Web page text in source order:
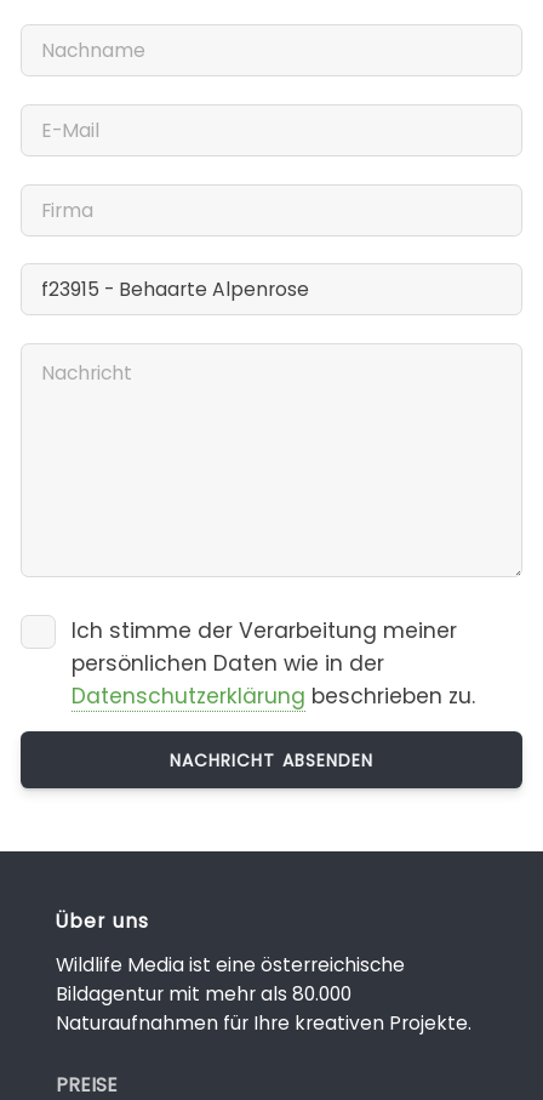
Ich stimme der Verarbeitung meiner
persönlichen Daten wie in der
Datenschutzerklärung beschrieben zu.
Über uns
Wildlife Media ist eine österreichische
Bildagentur mit mehr als 80.000
Naturaufnahmen für Ihre kreativen Projekte.
PREISE